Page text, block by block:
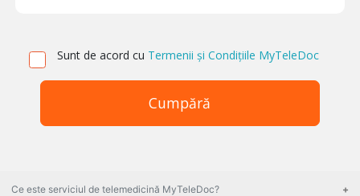
Sunt de acord cu Termenii și Condițiile MyTeleDoc
Cumpără
Ce este serviciul de telemedicină MyTeleDoc?